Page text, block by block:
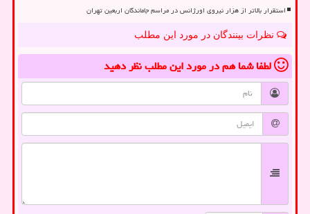
استقرار بالاتر از هزار نیروی اورژانس در مراسم جاماندگان اربعین تهران
نظرات بینندگان در مورد این مطلب
لطفا شما همدر مورد این مطلبنظر دهید